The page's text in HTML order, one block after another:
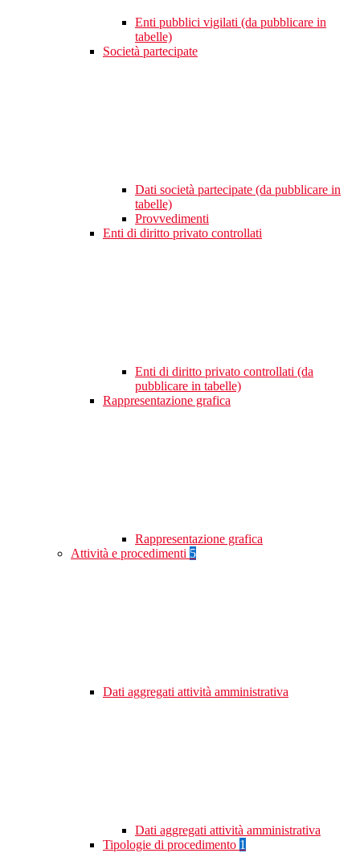
Enti pubblici vigilati (da pubblicare in
tabelle)
Società partecipate
Dati società partecipate (da pubblicare in
tabelle)
Provvedimenti
Enti di diritto privato controllati
Enti di diritto privato controllati (da
pubblicare in tabelle)
Rappresentazione grafica
Rappresentazione grafica
Attività e procedimenti 5
Dati aggregati attività amministrativa
Dati aggregati attività amministrativa
Tipologie di procedimento 1